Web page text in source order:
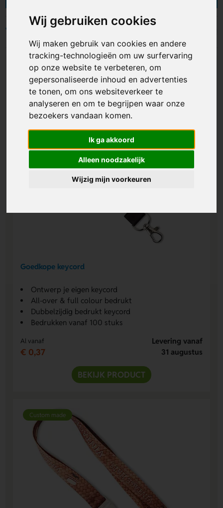
Wij gebruiken cookies
Wij maken gebruik van cookies en andere
tracking-technologieën om uw surfervaring
op onze website te verbeteren, om
gepersonaliseerde inhoud en advertenties
te tonen, om ons websiteverkeer te
analyseren en om te begrijpen waar onze
bezoekers vandaan komen.
Ik ga akkoord
Alleen noodzakelijk
Wijzig mijn voorkeuren
logo zijn het populairst en al leverbaar binnen 10
werkdagen.
Custom made
Goedkope keycord
Ontwerp je eigen keycord
All-over & full colour bedrukt
Dubbelzijdig bedrukt keycord
Bedrukken vanaf 100 stuks
Al vanaf
€ 0,37
Levering vanaf
31 augustus
BEKIJK PRODUCT
Custom made